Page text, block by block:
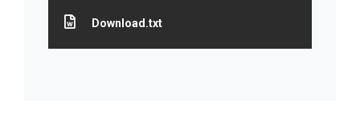
Download.txt